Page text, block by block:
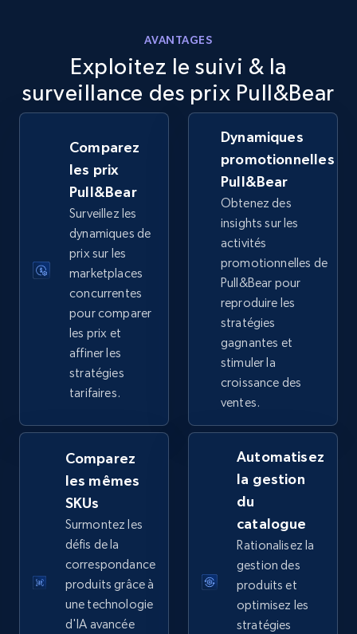
5.6K+ 875+ Commencer
Walmart - products - Discover products by
using sku numbers
URL, Final price, Sku, Currency, Gtin,
Specifications, Image urls, Top reviews, and
more.
5.6K+ Commencer
TikTok Shop
URL, Title, Available, Description, Currency, Initial
price, Final price, Discount percent, and more.
TikTok Shop - category
URL, Title, Available, Description, Currency, Initial
price, Final price, Discount percent, and more.
5.4K+ 667+ Commencer
AVANTAGES
Exploitez le suivi & la
surveillance des prix Pull&Bear
Comparez
les prix
Pull&Bear
Surveillez les
dynamiques de
prix sur les
marketplaces
concurrentes
pour comparer
les prix et
affiner les
stratégies
tarifaires.
Dynamiques
promotionnelles
Pull&Bear
Obtenez des
insights sur les
activités
promotionnelles de
Pull&Bear pour
reproduire les
stratégies
gagnantes et
stimuler la
croissance des
ventes.
Comparez
les mêmes
SKUs
Surmontez les
défis de la
correspondance
produits grâce à
une technologie
d'IA avancée
Automatisez
la gestion
du
catalogue
Rationalisez la
gestion des
produits et
optimisez les
stratégies